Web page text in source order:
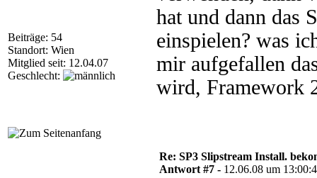
Beiträge: 54
Standort: Wien
Mitglied seit: 12.04.07
Geschlecht:
hat und dann das
einspielen? was
mir aufgefallen
wird, Framework
Re: SP3 Slipstream Install.
Antwort #7 - 12.06.08 um